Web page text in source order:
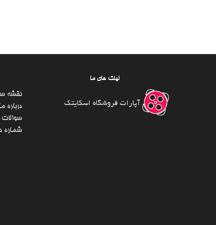
نقشه
درباره
سوالات
شماره
لینک های ما
آپارات فروشگاه اسکایتک